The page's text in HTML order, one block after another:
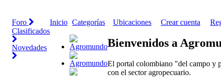
Foro
Clasificados
Novedades
Inicio Categorías Ubicaciones Crear cuenta
Bienvenidos a
El portal colombiano "del campo y
con el sector agropecuario.